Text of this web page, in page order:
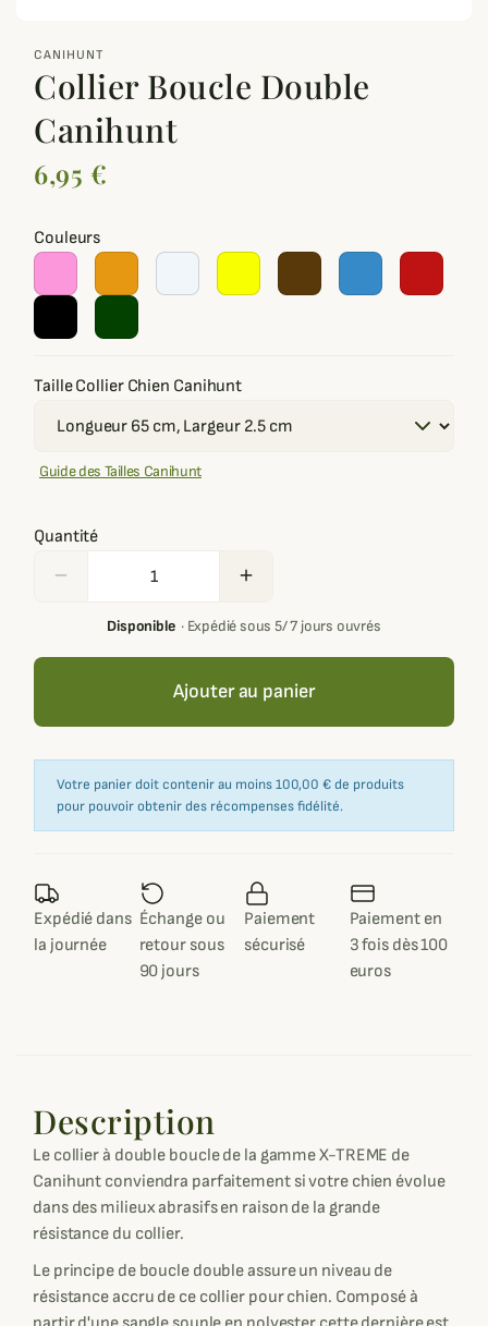
CANIHUNT
Collier Boucle Double
Canihunt
6,95 €
Couleurs
Taille Collier Chien Canihunt
Guide des Tailles Canihunt
Quantité
remove add
Disponible· Expédié sous 5/ 7 jours ouvrés
Ajouter au panier
Votre panier doit contenir au moins 100,00 € de produits
pour pouvoir obtenir des récompenses fidélité.
Expédié dans
la journée
Échange ou
retour sous
90 jours
Paiement
sécurisé
Paiement en
3 fois dès 100
euros
Description
Le collier à double boucle de la gamme X-TREME de
Canihunt conviendra parfaitement si votre chien évolue
dans des milieux abrasifs en raison de la grande
résistance du collier.
Le principe de boucle double assure un niveau de
résistance accru de ce collier pour chien. Composé à